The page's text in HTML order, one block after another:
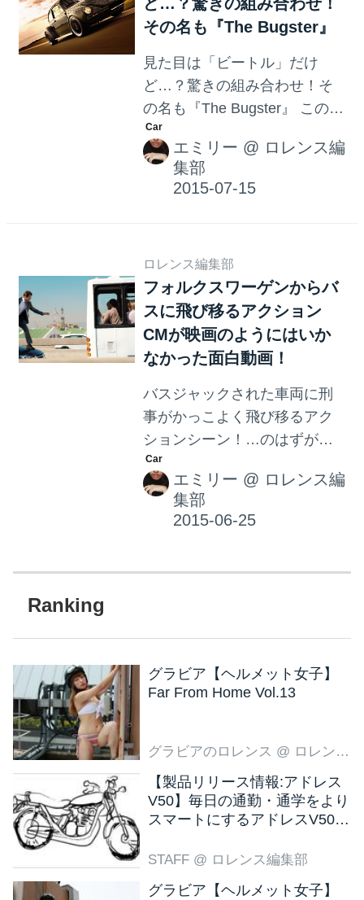
アートを数多く投稿している
「じょーじ [Today’s Leisure
日の暇カプチーノ』というシ
リーズで、『The Beetle』を制
作する様子を観ることができ
ます。 二つのカップをまたぐ
ように作られたふわふわのビ
ートルが、なんとも可愛らし
その名も『The Bugster』
見た目は「ビートル」だけ
ど…？驚きの組み合わせ！そ
の名も『The Bugster』 この
車、何だか分かりますか？ビ
ートル？確かに一見ビートル
なのですが、ただのビートル
ではありません。その名も
「ポルシェ・ボクスター」を
組み合わせて造られた車なん
です。 製作したのはSiegfried
Rudolf氏というオーストリア
のカーチューナーだそうで
て、そのシャシに「ビート
ル」のボディを載せてありま
す。 内装も2台を組み合わせて
おり、ダッシュボードは「ボ
クスター」のものを使用して
いるそう。 見た目は「ビート
エミリー @ ロレンス編
集部
ロレンス編集部
フォルクスワーゲンからバ
スに飛び移るアクション
CMが映画のようにはいか
なかった面白動画！
バスジャックされた車両に刑
事がかっこよく飛び移るアク
ションシーン！…のはずが？
速いスピードで走る車から車
へジャンプして飛び乗る！映
画のアクションシーンではお
馴染みのシーンですよね。ち
て、映画『ワイルド・スピー
ルする逆転発想のCM そんなア
クション映画のように、車に
フォルクスワーゲンのCMで
す。 バスジャックされたバス
が、通行禁止の道路に乱暴に
突進して乗客は大混乱です。
そこに登場した刑事さんの運
エミリー @ ロレンス編
集部
グラビア【ヘルメット女子】
Far From Home Vol.13
グラビアのロレンス @ ロレンス編集部
【製品リリース情報:アドレス
V50】毎日の通勤・通学をより
スマートにするアドレスV50
STAFF @ ロレンス編集部
グラビア【ヘルメット女子】